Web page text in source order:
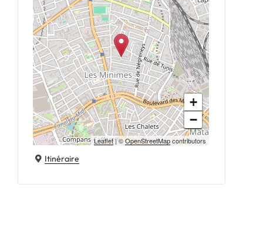
+
−
Leaflet| ©OpenStreetMapcontributors
Itinéraire